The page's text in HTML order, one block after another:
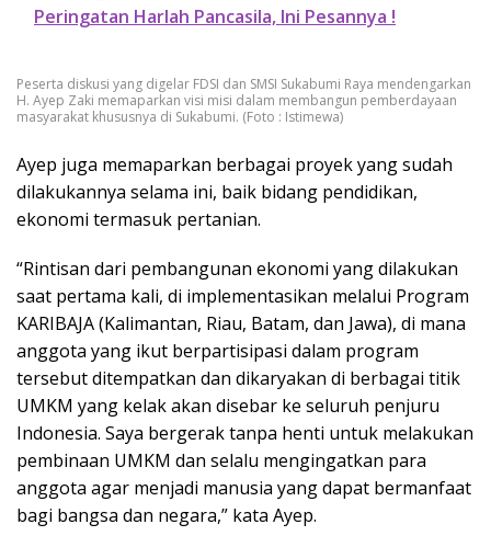
Peringatan Harlah Pancasila, Ini Pesannya !
Peserta diskusi yang digelar FDSI dan SMSI Sukabumi Raya mendengarkan
H. Ayep Zaki memaparkan visi misi dalam membangun pemberdayaan
masyarakat khususnya di Sukabumi. (Foto : Istimewa)
Ayep juga memaparkan berbagai proyek yang sudah
dilakukannya selama ini, baik bidang pendidikan,
ekonomi termasuk pertanian.
“Rintisan dari pembangunan ekonomi yang dilakukan
saat pertama kali, di implementasikan melalui Program
KARIBAJA (Kalimantan, Riau, Batam, dan Jawa), di mana
anggota yang ikut berpartisipasi dalam program
tersebut ditempatkan dan dikaryakan di berbagai titik
UMKM yang kelak akan disebar ke seluruh penjuru
Indonesia. Saya bergerak tanpa henti untuk melakukan
pembinaan UMKM dan selalu mengingatkan para
anggota agar menjadi manusia yang dapat bermanfaat
bagi bangsa dan negara,” kata Ayep.